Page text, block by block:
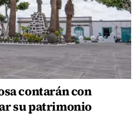
contarán con
su patrimonio